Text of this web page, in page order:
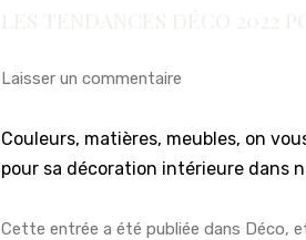
Laisser un commentaire
Couleurs, matières, meubles, on
pour sa décoration intérieure dans
Cette entrée a été publiée dans Déco,